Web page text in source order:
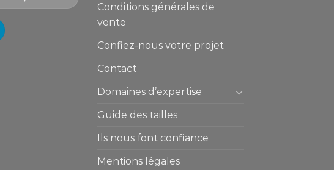
Conditions générales de
vente
Confiez-nous votre projet
Contact
Domaines d’expertise
Guide des tailles
Ils nous font confiance
Mentions légales